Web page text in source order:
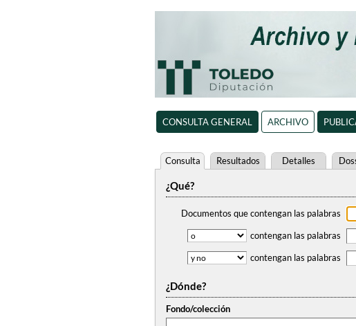
CONSULTA GENERAL ARCHIVO
Consulta Resultados Detalles
¿Qué?
Documentos que contengan las palabras
contengan las palabras
contengan las palabras
¿Dónde?
Fondo/colección